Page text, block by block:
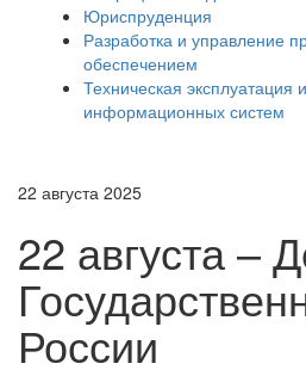
Юриспруденция
Разработка и управление
обеспечением
Техническая эксплуатация
информационных систем
22 августа 2025
22 августа –
России